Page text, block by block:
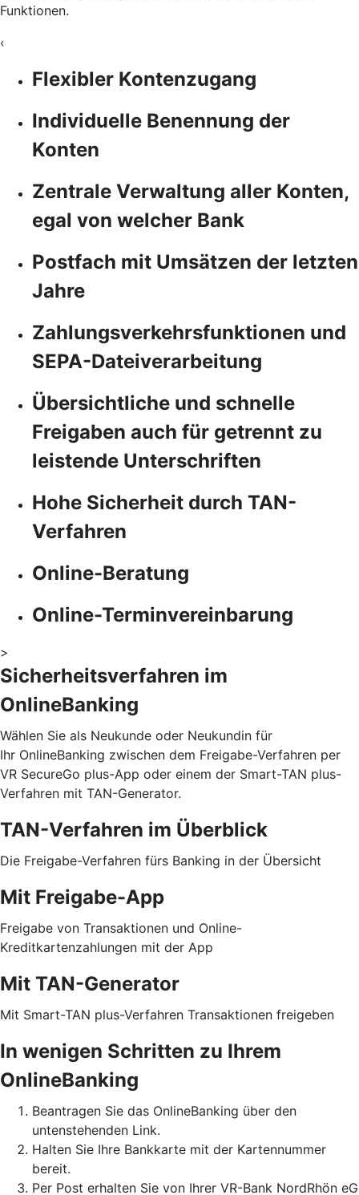
Funktionen.
‹
Flexibler Kontenzugang
Individuelle Benennung der
Konten
Zentrale Verwaltung aller Konten,
egal von welcher Bank
Postfach mit Umsätzen der letzten
Jahre
Zahlungsverkehrsfunktionen und
SEPA-Dateiverarbeitung
Übersichtliche und schnelle
Freigaben auch für getrennt zu
leistende Unterschriften
Hohe Sicherheit durch TAN-
Verfahren
Online-Beratung
Online-Terminvereinbarung
>
Sicherheitsverfahren im
OnlineBanking
Wählen Sie als Neukunde oder Neukundin für
Ihr OnlineBanking zwischen dem Freigabe-Verfahren per
VR SecureGo plus-App oder einem der Smart-TAN plus-
Verfahren mit TAN-Generator.
TAN-Verfahren im Überblick
Die Freigabe-Verfahren fürs Banking in der Übersicht
Mit Freigabe-App
Freigabe von Transaktionen und Online-
Kreditkartenzahlungen mit der App
Mit TAN-Generator
Mit Smart-TAN plus-Verfahren Transaktionen freigeben
In wenigen Schritten zu Ihrem
OnlineBanking
Beantragen Sie das OnlineBanking über den
untenstehenden Link.
Halten Sie Ihre Bankkarte mit der Kartennummer
bereit.
Per Post erhalten Sie von Ihrer VR-Bank NordRhön eG